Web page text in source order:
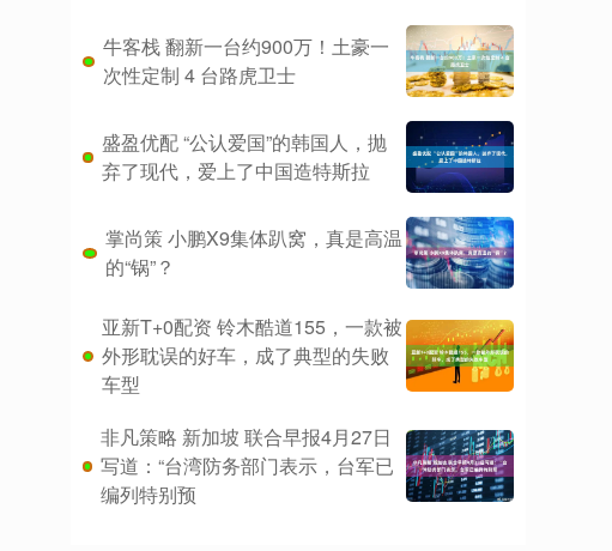
牛客栈 翻新一台约900万！土豪一
次性定制 4 台路虎卫士
盛盈优配 “公认爱国”的韩国人，抛
弃了现代，爱上了中国造特斯拉
掌尚策 小鹏X9集体趴窝，真是高温
的“锅”？
亚新T+0配资 铃木酷道155，一款被
外形耽误的好车，成了典型的失败
车型
非凡策略 新加坡 联合早报4月27日
写道：“台湾防务部门表示，台军已
编列特别预